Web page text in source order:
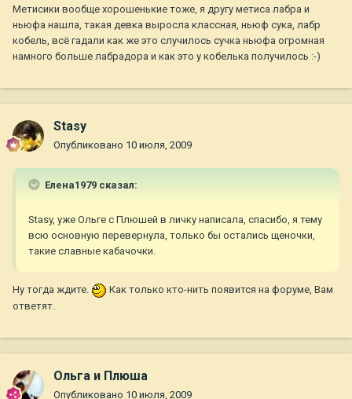
Метисики вообще хорошенькие тоже, я другу метиса лабра и
ньюфа нашла, такая девка выросла классная, ньюф сука, лабр
кобель, всё гадали как же это случилось сучка ньюфа огромная
намного больше лабрадора и как это у кобелька получилось :-)
Stasy
Опубликовано 10 июля, 2009
Елена1979 сказал:
Stasy, уже Ольге с Плюшей в личку написала, спасибо, я тему
всю основную перевернула, только бы остались щеночки,
такие славные кабачочки.
Ну тогда ждите.
Как только кто-нить появится на форуме, Вам
ответят.
Ольга и Плюша
Опубликовано 10 июля, 2009